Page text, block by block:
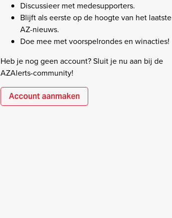
Discussieer met medesupporters.
Blijft als eerste op de hoogte van het laatste
AZ-nieuws.
Doe mee met voorspelrondes en winacties!
Heb je nog geen account? Sluit je nu aan bij de
AZAlerts-community!
Account aanmaken